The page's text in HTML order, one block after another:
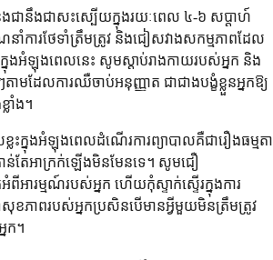
ងជានឹងជាសះស្បើយក្នុងរយៈពេល ៤-៦ សប្តាហ៍
ែនាំការថែទាំត្រឹមត្រូវ និងជៀសវាងសកម្មភាពដែល
ក្នុងអំឡុងពេលនេះ សូមស្តាប់រាងកាយរបស់អ្នក និង
តាមដែលការឈឺចាប់អនុញ្ញាត ជាជាងបង្ខំខ្លួនអ្នកឱ្យ
ាំង។
ះក្នុងអំឡុងពេលដំណើរការព្យាបាលគឺជារឿងធម្មតា
ាន់តែអាក្រក់ឡើងមិនមែនទេ។ សូមជឿ
អារម្មណ៍របស់អ្នក ហើយកុំស្ទាក់ស្ទើរក្នុងការ
សុខភាពរបស់អ្នកប្រសិនបើមានអ្វីមួយមិនត្រឹមត្រូវ
ក។